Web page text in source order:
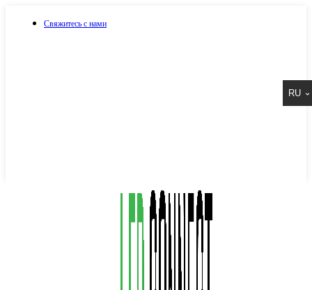
Свяжитесь с нами
RU